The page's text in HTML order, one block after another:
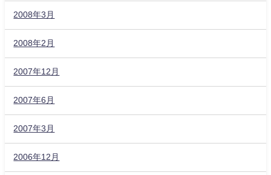
2008年3月
2008年2月
2007年12月
2007年6月
2007年3月
2006年12月